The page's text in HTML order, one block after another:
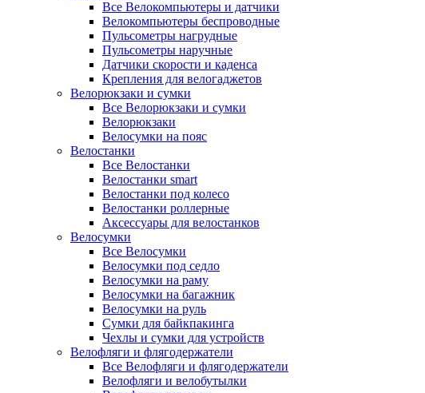
Все Велокомпьютеры и датчики
Велокомпьютеры беспроводные
Пульсометры нагрудные
Пульсометры наручные
Датчики скорости и каденса
Крепления для велогаджетов
Велорюкзаки и сумки
Все Велорюкзаки и сумки
Велорюкзаки
Велосумки на пояс
Велостанки
Все Велостанки
Велостанки smart
Велостанки под колесо
Велостанки роллерные
Аксессуары для велостанков
Велосумки
Все Велосумки
Велосумки под седло
Велосумки на раму
Велосумки на багажник
Велосумки на руль
Сумки для байкпакинга
Чехлы и сумки для устройств
Велофляги и флягодержатели
Все Велофляги и флягодержатели
Велофляги и велобутылки